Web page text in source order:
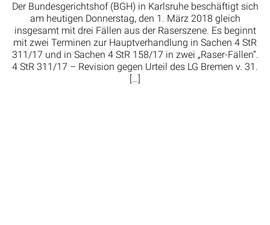
Der Bundesgerichtshof (BGH) in Karlsruhe beschäftigt sich
am heutigen Donnerstag, den 1. März 2018 gleich
insgesamt mit drei Fällen aus der Raserszene. Es beginnt
mit zwei Terminen zur Hauptverhandlung in Sachen 4 StR
311/17 und in Sachen 4 StR 158/17 in zwei „Raser-Fällen“.
4 StR 311/17 – Revision gegen Urteil des LG Bremen v. 31.
[…]